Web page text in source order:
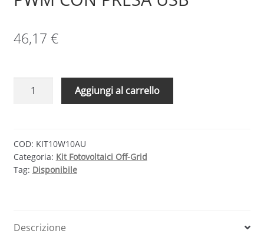
46,17 €
12V
–
MODULO
REGOLATORE
Aggiungi al carrello
COD: KIT10W10AU
Categoria: Kit Fotovoltaici Off-Grid
Tag: Disponibile
Descrizione